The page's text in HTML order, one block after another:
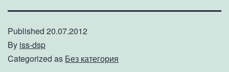
Published 20.07.2012
By iss-dsp
Categorized as Без категория